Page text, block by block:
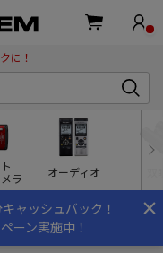
に！
ラ
オーディオ
×
ャッシュバック！
ーン実施中！